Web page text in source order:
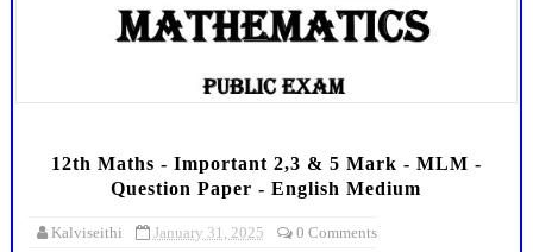
12th Maths - Important 2,3 & 5 Mark - MLM -
Question Paper - English Medium
Kalviseithi January 31, 2025 0 Comments